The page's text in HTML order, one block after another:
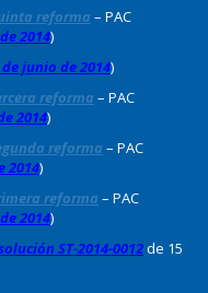
reforma – PAC
2014)
de junio de 2014)
reforma – PAC
2014)
reforma – PAC
2014)
reforma – PAC
2014)
ST-2014-0012de 15